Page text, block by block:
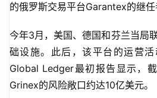
的俄罗斯交易平台Garantex的继任
今年3月，美国、德国和芬兰当局
础设施。此后，该平台的运营活
Global Ledger最初报告显示，
Grinex的风险敞口约达10亿美元。